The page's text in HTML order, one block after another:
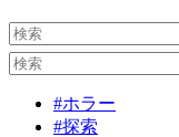
#ホラー
#探索